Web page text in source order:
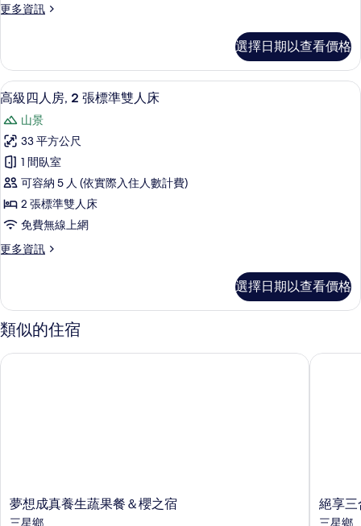
張
大
雙
人
床
的
所
有
相
片
更多資訊
更
雙
人
房,
張
特
大
雙
人
床
的
詳
選擇日期以查看價格
顯
示
高
級
四
人
房,
張
準
雙
人
床
高級四人房, 2 張標準雙人床 | 埃及棉
7
高級四人房, 2 張標準雙人床
山景
33 平方公尺
1 間臥室
可容納 5 人 (依實際入住人數計費)
2 張標準雙人床
免費無線上網
更多資訊
更
四
人
房,
張
選擇日期以查看價格
類似的住宿
夢
想
夢想成真養生蔬果餐＆櫻之宿
三星鄉
夢想成真養生蔬果餐＆櫻之宿
絕
享
絕享三
三星鄉
絕享三